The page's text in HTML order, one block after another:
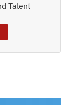
Talent